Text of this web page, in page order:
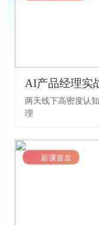
AI产品经理实
两天线下高密度认
理
新课首发